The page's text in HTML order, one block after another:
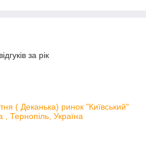
за рік
( Деканька) ринок "Київський"
, Тернопіль, Україна